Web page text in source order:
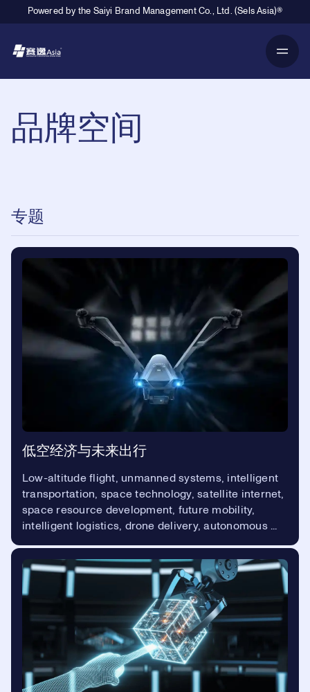
Powered by the Saiyi Brand Management Co., Ltd. (Sels Asia)®
品牌空间
专题
低空经济与未来出行
Low-altitude flight, unmanned systems, intelligent
transportation, space technology, satellite internet,
space resource development, future mobility,
intelligent logistics, drone delivery, autonomous ...